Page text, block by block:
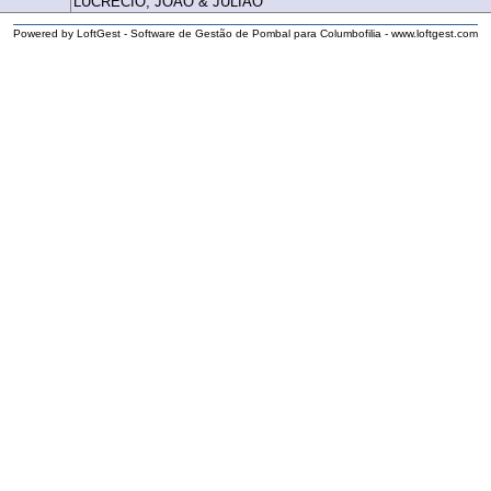
Powered by LoftGest - Software de Gestão de Pombal para Columbofilia - www.loftgest.com